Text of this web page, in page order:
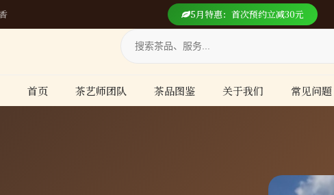
5月特惠：首次预约立减30元
首页 茶艺师团队 茶品图鉴 关于我们 常见问题